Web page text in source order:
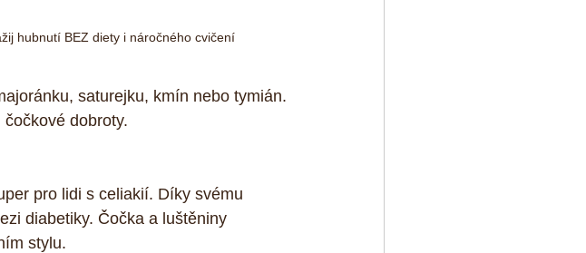
hubnutí BEZ diety i náročného cvičení
saturejku, kmín nebo tymián.
dobroty.
pro lidi s celiakií. Díky svému
diabetiky. Čočka a luštěniny
stylu.